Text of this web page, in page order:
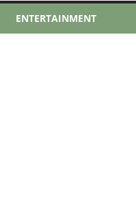
ENTERTAINMENT